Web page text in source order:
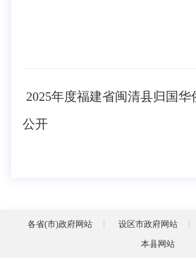
2025年度福建省闽清县归国
公开
各省(市)政府网站 设区市政府网站
本县网站